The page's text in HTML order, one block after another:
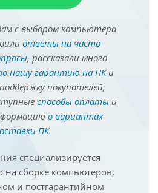
с выбором компьютера
ответы на часто
, рассказали много
нашу гарантию на ПКи
покупателей,
способы оплатыи
о вариантах
ПК.
специализируется
на сборке компьютеров,
и постгарантийном